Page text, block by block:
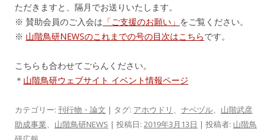
ただきますと、隔月でお送りいたします。
※ 賛助会員のご入会は 「ご支援のお願い」 をご覧ください。
※ 山階鳥研NEWSのこれまでの号の目次はこちらです。
こちらも合わせてごらんください。
＊ 山階鳥研ウェブサイト イベント情報ページ
カテゴリー: 刊行物・論文 | タグ: アホウドリ 、 ナベヅル、 山階武彦
助成事業、 山階鳥研NEWS | 投稿日: 2019年3月13日 | 投稿者: 山階鳥